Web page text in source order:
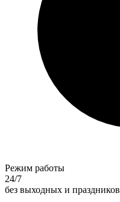
Режим работы
24/7
без выходных и праздников